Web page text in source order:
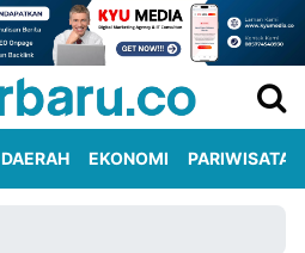
DAERAH EKONOMI PARIWISATA